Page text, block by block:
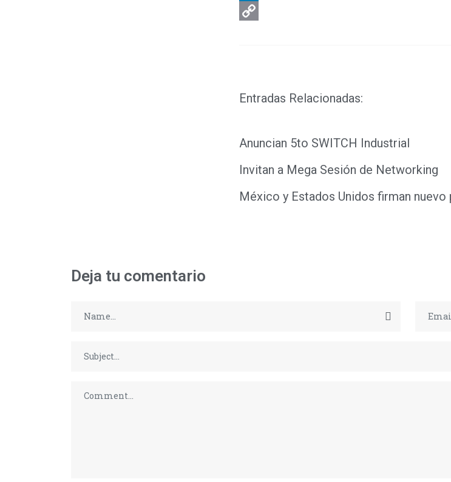
LinkedIn
Entradas Relacionadas:
Anuncian 5to SWITCH Industrial
Invitan a Mega Sesión de Networking
México y Estados Unidos firman
Deja tu comentario